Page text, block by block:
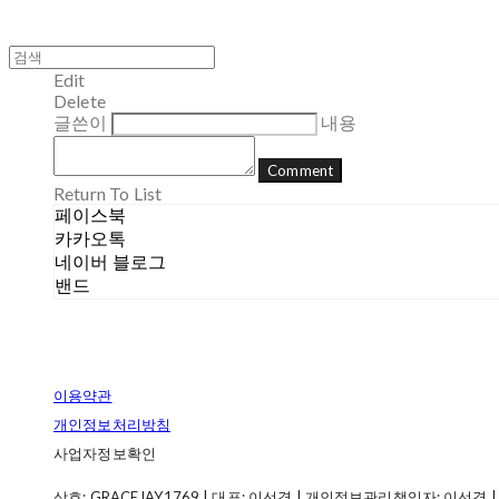
Edit
Delete
글쓴이
내용
Comment
Return To List
페이스북
카카오톡
네이버 블로그
밴드
이용약관
개인정보처리방침
사업자정보확인